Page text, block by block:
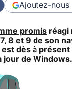
Ajoutez-nous
promis réagi
8 et 9 de son
dès à
jour de Windows.